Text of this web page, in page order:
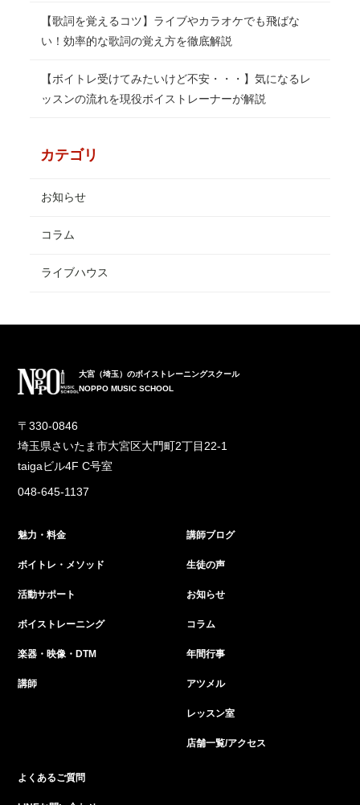
【歌詞を覚えるコツ】ライブやカラオケでも飛ばな
い！効率的な歌詞の覚え方を徹底解説
【ボイトレ受けてみたいけど不安・・・】気になるレ
ッスンの流れを現役ボイストレーナーが解説
カテゴリ
お知らせ
コラム
ライブハウス
大宮（埼玉）のボイストレーニングスクール
NOPPO MUSIC SCHOOL
〒330-0846
埼玉県さいたま市大宮区大門町2丁目22-1
taigaビル4F C号室
048-645-1137
魅力・料金
ボイトレ・メソッド
活動サポート
ボイストレーニング
楽器・映像・DTM
講師
講師ブログ
生徒の声
お知らせ
コラム
年間行事
アツメル
レッスン室
店舗一覧/アクセス
よくあるご質問